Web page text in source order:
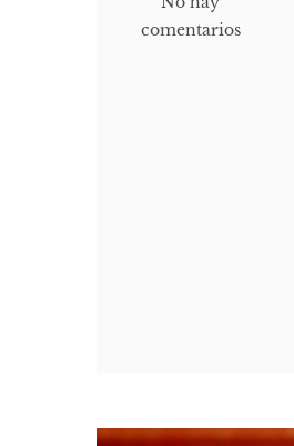
comentarios